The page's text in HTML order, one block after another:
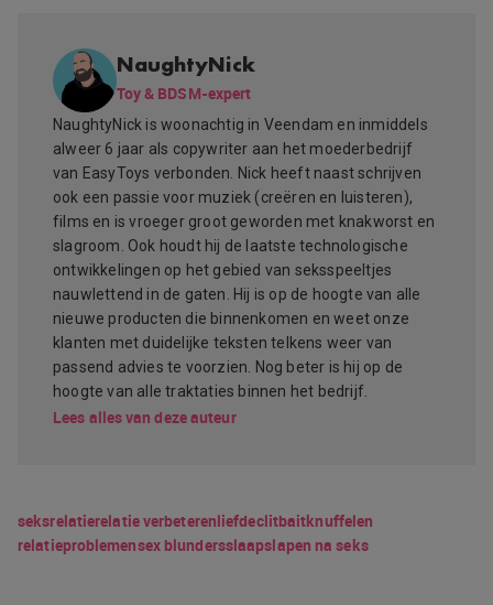
NaughtyNick
Toy & BDSM-expert
NaughtyNick is woonachtig in Veendam en inmiddels
alweer 6 jaar als copywriter aan het moederbedrijf
van EasyToys verbonden. Nick heeft naast schrijven
ook een passie voor muziek (creëren en luisteren),
films en is vroeger groot geworden met knakworst en
slagroom. Ook houdt hij de laatste technologische
ontwikkelingen op het gebied van seksspeeltjes
nauwlettend in de gaten. Hij is op de hoogte van alle
nieuwe producten die binnenkomen en weet onze
klanten met duidelijke teksten telkens weer van
passend advies te voorzien. Nog beter is hij op de
hoogte van alle traktaties binnen het bedrijf.
Lees alles van deze auteur
seksrelatierelatie verbeterenliefdeclitbaitknuffelen
relatieproblemensex blundersslaapslapen na seks